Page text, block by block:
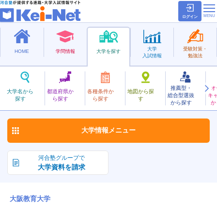
ログイン
HOME 学問情報 大学を探す
大学名から
探す
都道府県か
ら探す
各種条件か
ら探す
地図から探
す
推薦型・
総合型選抜
から探す
キ
か
大学
入試情報
受験対策・
勉強法
国立
おおさかきょういく
大阪教育大学 お気に入り
河合塾グループで
大学資料を請求
大学情報 メニュー
大阪教育大学